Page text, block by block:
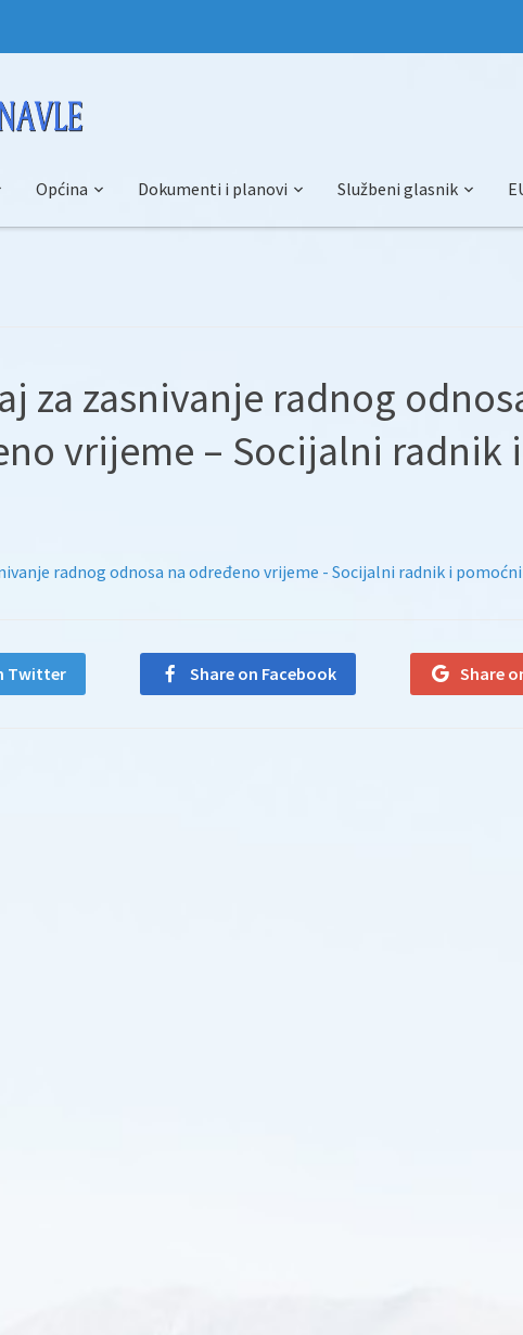
Općina Dokumenti i planovi Službeni glasnik
za zasnivanje radnog
vrijeme – Socijalni radnik
radnog odnosa na određeno vrijeme - Socijalni radnik i
Twitter Share on Facebook Share